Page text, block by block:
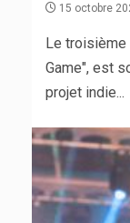
15 octobre
Le troisième
Game", est
projet indie...